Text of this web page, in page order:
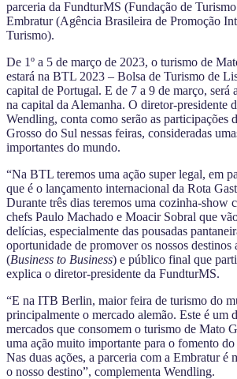
parceria da FundturMS (Fundação de
Embratur (Agência Brasileira de Promoção
Turismo).
De 1º a 5 de março de 2023, o turismo de
estará na BTL 2023 – Bolsa de Turismo de
capital de Portugal. E de 7 a 9 de março,
na capital da Alemanha. O diretor-presidente
Wendling, conta como serão as participações
Grosso do Sul nessas feiras, consideradas
importantes do mundo.
“Na BTL teremos uma ação super legal, em
que é o lançamento internacional da Rota
Durante três dias teremos uma cozinha-show
chefs Paulo Machado e Moacir Sobral que
delícias, especialmente das pousadas
oportunidade de promover os nossos
(Business to Business) e público final que
explica o diretor-presidente da FundturMS.
“E na ITB Berlin, maior feira de turismo do
principalmente o mercado alemão. Este é um
mercados que consomem o turismo de Mato
uma ação muito importante para o fomento
Nas duas ações, a parceria com a Embratur é
o nosso destino”, complementa Wendling.